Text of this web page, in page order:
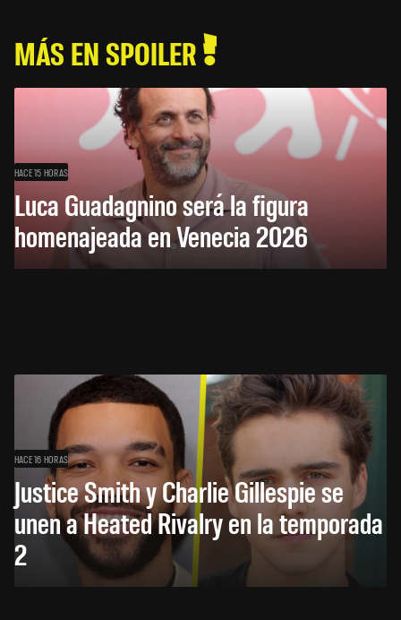
MÁS EN SPOILER
HACE 15 HORAS
Luca Guadagnino será la figura
homenajeada en Venecia 2026
HACE 16 HORAS
Justice Smith y Charlie Gillespie se
unen a Heated Rivalry en la temporada
2